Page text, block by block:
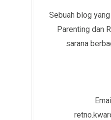
Sebuah blog
Parenting dan
sarana